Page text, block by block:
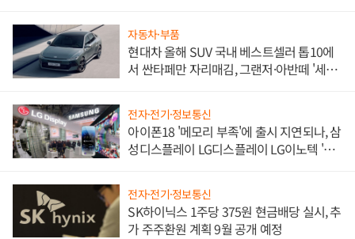
자동차·부품
현대차 올해 SUV 국내 베스트셀러 톱10에
서 싼타페만 자리매김, 그랜저·아반떼 '세단
전자·전기·정보통신
아이폰18 '메모리 부족'에 출시 지연되나, 삼
성디스플레이 LG디스플레이 LG이노텍 '탈
전자·전기·정보통신
SK하이닉스 1주당 375원 현금배당 실시, 추
가 주주환원 계획 9월 공개 예정